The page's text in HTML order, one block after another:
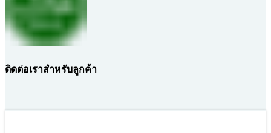
ติดต่อเราสำหรับลูกค้า